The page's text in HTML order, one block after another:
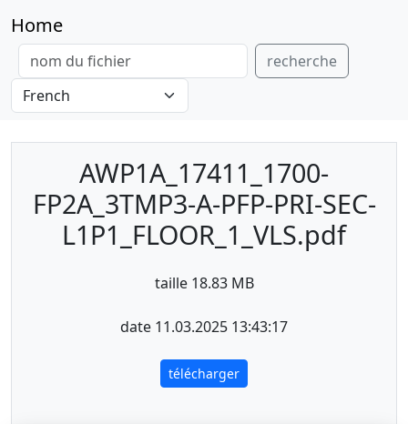
Home
recherche
AWP1A_17411_1700-
FP2A_3TMP3-A-PFP-PRI-SEC-
L1P1_FLOOR_1_VLS.pdf
taille 18.83 MB
date 11.03.2025 13:43:17
télécharger